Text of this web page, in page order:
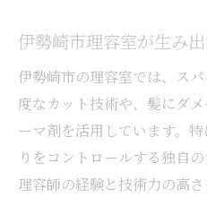
理容室選びで後悔
理容室における伊勢崎
法
理容室で叶う伊勢
例
理容室の技術が光
伊勢崎市理容室が生み
伊勢崎市の理容室では、ス
度なカット技術や、髪にダ
ーマ剤を活用しています。
りをコントロールする独自
理容師の経験と技術力の高さ